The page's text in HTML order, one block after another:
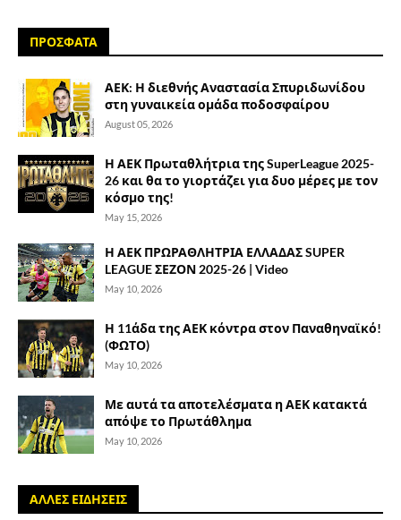
ΠΡΟΣΦΑΤΑ
ΑΕΚ: Η διεθνής Αναστασία Σπυριδωνίδου
στη γυναικεία ομάδα ποδοσφαίρου
August 05, 2026
Η ΑΕΚ Πρωταθλήτρια της SuperLeague 2025-
26 και θα το γιορτάζει για δυο μέρες με τον
κόσμο της!
May 15, 2026
Η ΑΕΚ ΠΡΩΡΑΘΛΗΤΡΙΑ ΕΛΛΑΔΑΣ SUPER
LEAGUE ΣΕΖΟΝ 2025-26 | Video
May 10, 2026
Η 11άδα της ΑΕΚ κόντρα στον Παναθηναϊκό!
(ΦΩΤΟ)
May 10, 2026
Με αυτά τα αποτελέσματα η ΑΕΚ κατακτά
απόψε το Πρωτάθλημα
May 10, 2026
ΑΛΛΕΣ ΕΙΔΗΣΕΙΣ